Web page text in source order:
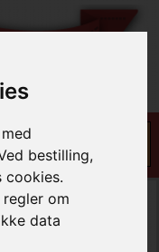
bestilling,
cookies.
regler om
data
tjekke din spam mappe